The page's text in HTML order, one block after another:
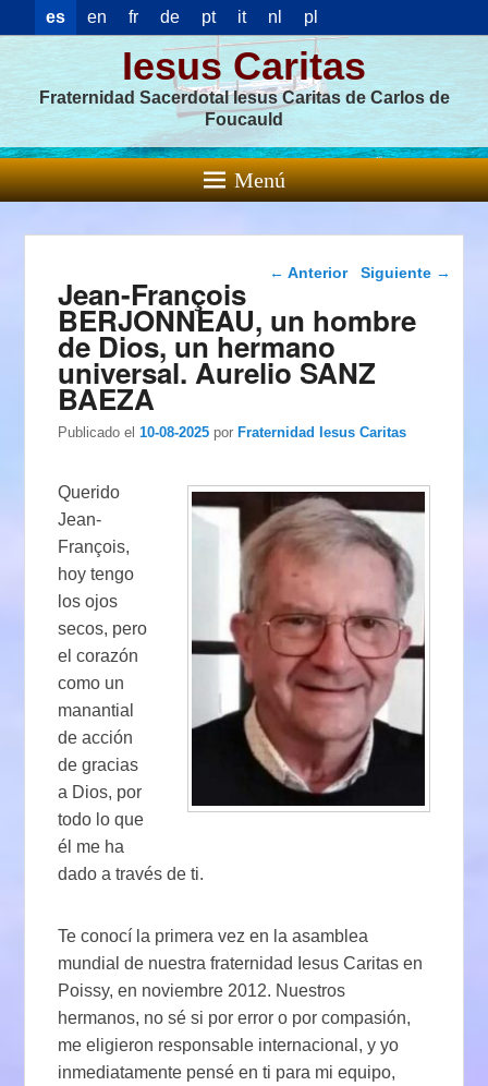
es en fr de pt it nl pl
Iesus Caritas
Fraternidad Sacerdotal Iesus Caritas de Carlos de
Foucauld
Menú
Navegación de
entradas
← Anterior Siguiente →
Jean-François
BERJONNEAU, un hombre
de Dios, un hermano
universal. Aurelio SANZ
BAEZA
Publicado el 10-08-2025 porFraternidad Iesus Caritas
Querido
Jean-
François,
hoy tengo
los ojos
secos, pero
el corazón
como un
manantial
de acción
de gracias
a Dios, por
todo lo que
él me ha
dado a través de ti.
Te conocí la primera vez en la asamblea
mundial de nuestra fraternidad Iesus Caritas en
Poissy, en noviembre 2012. Nuestros
hermanos, no sé si por error o por compasión,
me eligieron responsable internacional, y yo
inmediatamente pensé en ti para mi equipo,